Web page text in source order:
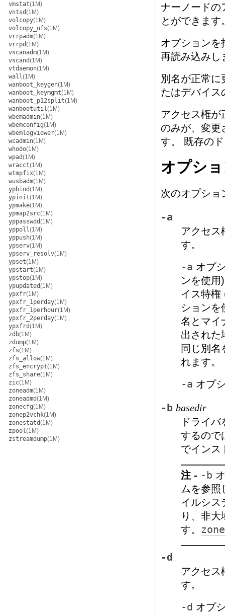
vmstat(1M)
vntsd(1M)
volcopy(1M)
volcopy_ufs(1M)
vrrpadm(1M)
vrrpd(1M)
vscanadm(1M)
vscand(1M)
vtdaemon(1M)
wall(1M)
wanboot_keygen(1M)
wanboot_keymgmt(1M)
wanboot_p12split(1M)
wanbootutil(1M)
wbemadmin(1M)
wbemconfig(1M)
wbemlogviewer(1M)
wcadmin(1M)
whodo(1M)
wpad(1M)
wracct(1M)
wtmpfix(1M)
wusbadm(1M)
ypbind(1M)
ypinit(1M)
ypmake(1M)
ypmap2src(1M)
yppasswdd(1M)
yppoll(1M)
yppush(1M)
ypserv(1M)
ypserv_resolv(1M)
ypset(1M)
ypstart(1M)
ypstop(1M)
ypupdated(1M)
ypxfr(1M)
ypxfr_1perday(1M)
ypxfr_1perhour(1M)
ypxfr_2perday(1M)
ypxfrd(1M)
zdb(1M)
zdump(1M)
zfs(1M)
zfs_allow(1M)
zfs_encrypt(1M)
zfs_share(1M)
zic(1M)
zoneadm(1M)
zoneadmd(1M)
zonecfg(1M)
zonep2vchk(1M)
zonestatd(1M)
zpool(1M)
zstreamdump(1M)
ナーノードの
とができます
オプションを
再読み込みし
別名が正常
たはデバイス
アクセス権
のみが、変更
す。 既存の
オプシ
次のオプショ
-a
アクセス
す。
-a オプ
ンを使用
イス特権
ションを
名とマイ
出された
同じ別
れます。
-a オプ
-b basedir
ドライバ
するので
でインス
注 - -b
ムを参照
イルシス
り、非
す。
-d
アクセス
す。
-d オプ